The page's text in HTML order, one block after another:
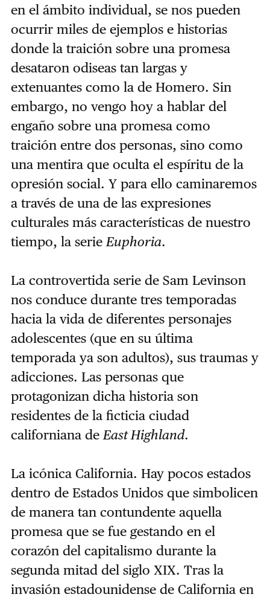
en el ámbito individual, se nos pueden
ocurrir miles de ejemplos e historias
donde la traición sobre una promesa
desataron odiseas tan largas y
extenuantes como la de Homero. Sin
embargo, no vengo hoy a hablar del
engaño sobre una promesa como
traición entre dos personas, sino como
una mentira que oculta el espíritu de la
opresión social. Y para ello caminaremos
a través de una de las expresiones
culturales más características de nuestro
tiempo, la serie Euphoria.
La controvertida serie de Sam Levinson
nos conduce durante tres temporadas
hacia la vida de diferentes personajes
adolescentes (que en su última
temporada ya son adultos), sus traumas y
adicciones. Las personas que
protagonizan dicha historia son
residentes de la ficticia ciudad
californiana de East Highland.
La icónica California. Hay pocos estados
dentro de Estados Unidos que simbolicen
de manera tan contundente aquella
promesa que se fue gestando en el
corazón del capitalismo durante la
segunda mitad del siglo XIX. Tras la
invasión estadounidense de California en